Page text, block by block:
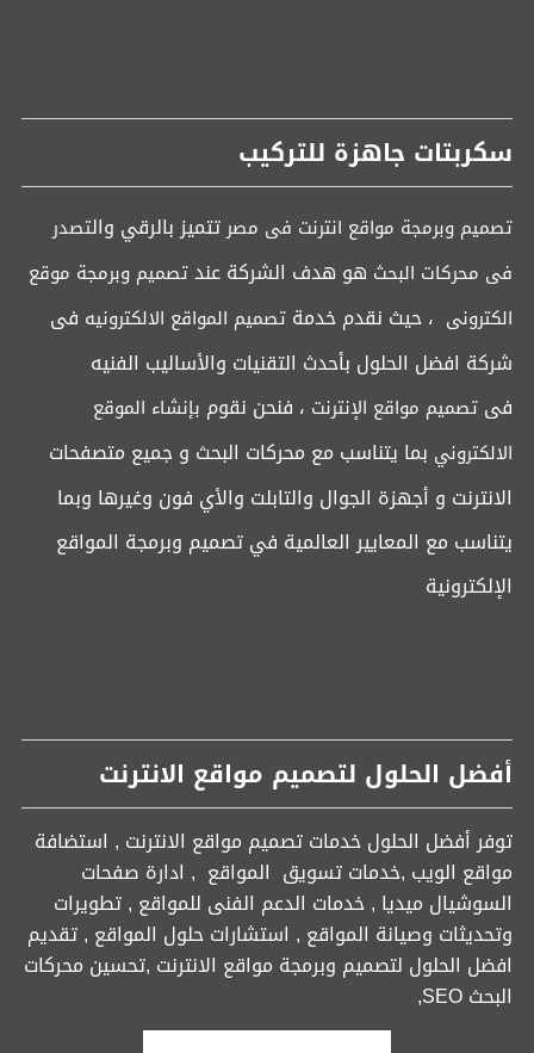
سكربتات جاهزة للتركيب
تصميم وبرمجة مواقع انترنت فى مصرتتميز بالرقي والتصدر
فى محركات البحث هو هدف الشركة عندتصميم وبرمجة موقع
الكترونى ، حيث نقدم خدمة تصميم المواقع الالكترونيه فى
شركة افضل الحلول بأحدث التقنيات والأساليب الفنيه
فى تصميم مواقع الإنترنت ، فنحن نقوم بإنشاء الموقع
الالكتروني بما يتناسب مع محركات البحث و جميع متصفحات
الانترنت و أجهزة الجوال والتابلت والأي فون وغيرها وبما
يتناسب مع المعايير العالمية في تصميم وبرمجة المواقع
الإلكترونية
أفضل الحلول لتصميم مواقع الانترنت
توفر أفضل الحلول خدمات تصميم مواقع الانترنت , استضافة
مواقع الويب ,خدمات تسويق المواقع , ادارة صفحات
السوشيال ميديا , خدمات الدعم الفنى للمواقع , تطويرات
وتحديثات وصيانة المواقع , استشارات حلول المواقع , تقديم
افضل الحلول لتصميم وبرمجة مواقع الانترنت ,تحسين محركات
البحث SEO,